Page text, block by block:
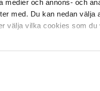
medier och annons- och
med. Du kan nedan välja
välja vilka cookies som du
på Facebook